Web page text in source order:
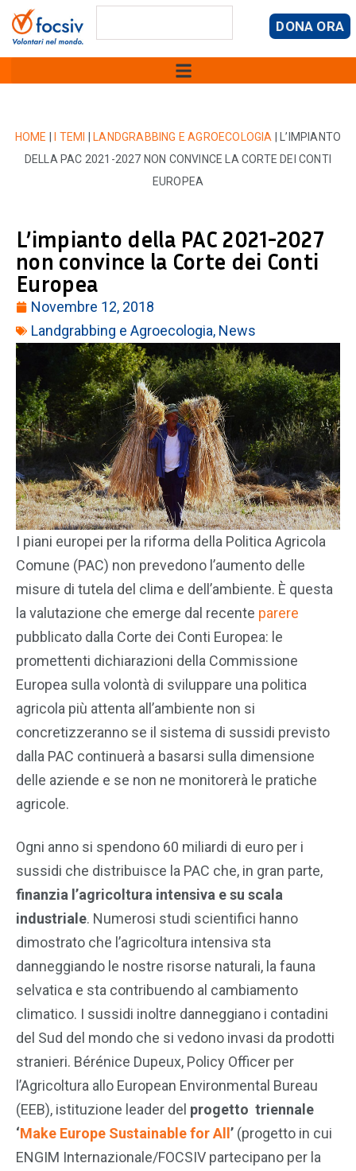
DONA ORA
HOME I TEMI LANDGRABBING E AGROECOLOGIA
L’IMPIANTO
DELLA PAC 2021-2027 NON CONVINCE LA CORTE DEI CONTI
EUROPEA
L’impianto della PAC 2021-2027
non convince la Corte dei Conti
Europea
Novembre 12, 2018
Landgrabbing e Agroecologia, News
I piani europei per la riforma della Politica Agricola
Comune (PAC) non prevedono l’aumento delle
misure di tutela del clima e dell’ambiente. È questa
la valutazione che emerge dal recente parere
pubblicato dalla Corte dei Conti Europea: le
promettenti dichiarazioni della Commissione
Europea sulla volontà di sviluppare una politica
agricola più attenta all’ambiente non si
concretizzeranno se il sistema di sussidi previsto
dalla PAC continuerà a basarsi sulla dimensione
delle aziende e se non ne monitorerà le pratiche
agricole.
Ogni anno si spendono 60 miliardi di euro per i
sussidi che distribuisce la PAC che, in gran parte,
finanzia l’agricoltura intensiva e su scala
industriale. Numerosi studi scientifici hanno
dimostrato che l’agricoltura intensiva sta
danneggiando le nostre risorse naturali, la fauna
selvatica e sta contribuendo al cambiamento
climatico. I sussidi inoltre danneggiano i contadini
del Sud del mondo che si vedono invasi da prodotti
stranieri. Bérénice Dupeux, Policy Officer per
l’Agricoltura allo European Environmental Bureau
(EEB), istituzione leader del progetto triennale
‘Make Europe Sustainable for All’ (progetto in cui
ENGIM Internazionale/FOCSIV partecipano per la